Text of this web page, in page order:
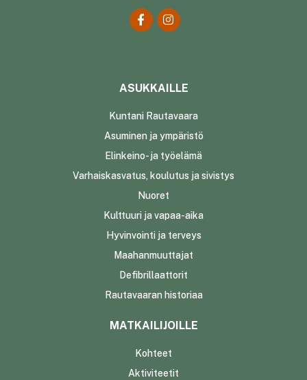
ASUKKAILLE
Kuntani Rautavaara
Asuminen ja ympäristö
Elinkeino- ja työelämä
Varhaiskasvatus, koulutus ja sivistys
Nuoret
Kulttuuri ja vapaa-aika
Hyvinvointi ja terveys
Maahanmuuttajat
Defibrillaattorit
Rautavaaran historiaa
MATKAILIJOILLE
Kohteet
Aktiviteetit